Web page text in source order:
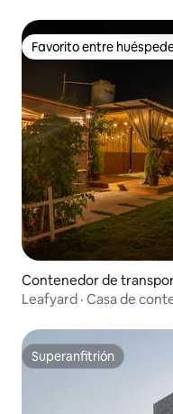
Favorito entre
Favorito entre
Contenedor de
Leafyard · Casa de
Superanfitrión
Superanfitrión